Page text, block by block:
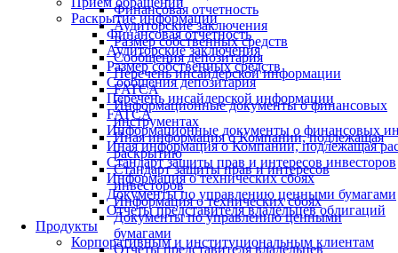
Раскрытие информации
Финансовая отчетность
Аудиторские заключения
Размер собственных средств
Сообщения депозитария
Перечень инсайдерской информации
FATCA
Информационные документы о финансовых
Иная информация о Компании, подлежащая
Стандарт защиты прав и интересов инвесторов
Информация о технических сбоях
Документы по управлению ценными бумагами
Отчеты представителя владельцев облигаций
Продукты
Корпоративным и институциональным клиентам
Финансовая отчетность
Аудиторские заключения
Размер собственных средств
Сообщения депозитария
Перечень инсайдерской информации
FATCA
Информационные документы о финансовых
инструментах
Иная информация о Компании, подлежащая
раскрытию
Стандарт защиты прав и интересов
инвесторов
Информация о технических сбоях
Документы по управлению ценными
бумагами
Отчеты представителя владельцев